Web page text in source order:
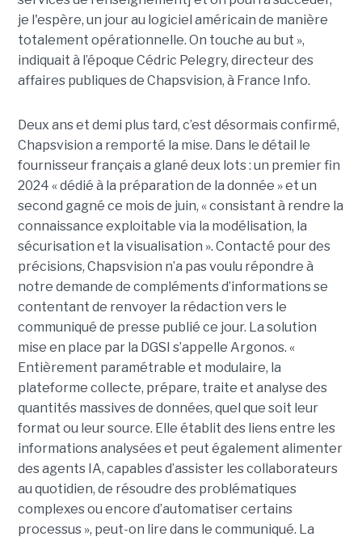
je l'espère, un jour au logiciel américain de manière
totalement opérationnelle. On touche au but »,
indiquait à l’époque Cédric Pelegry, directeur des
affaires publiques de Chapsvision, à France Info.
Deux ans et demi plus tard, c’est désormais confirmé,
Chapsvision a remporté la mise. Dans le détail le
fournisseur français a glané deux lots : un premier fin
2024 « dédié à la préparation de la donnée » et un
second gagné ce mois de juin, « consistant à rendre la
connaissance exploitable via la modélisation, la
sécurisation et la visualisation ». Contacté pour des
précisions, Chapsvision n’a pas voulu répondre à
notre demande de compléments d’informations se
contentant de renvoyer la rédaction vers le
communiqué de presse publié ce jour. La solution
mise en place par la DGSI s’appelle Argonos. «
Entièrement paramétrable et modulaire, la
plateforme collecte, prépare, traite et analyse des
quantités massives de données, quel que soit leur
format ou leur source. Elle établit des liens entre les
informations analysées et peut également alimenter
des agents IA, capables d’assister les collaborateurs
au quotidien, de résoudre des problématiques
complexes ou encore d’automatiser certains
processus », peut-on lire dans le communiqué. La